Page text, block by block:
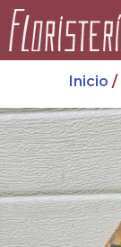
Inicio /